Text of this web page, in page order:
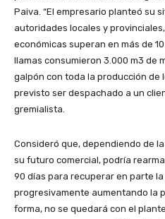
Paiva. “El empresario planteó su
autoridades locales y
económicas superan en más de
llamas consumieron 3.000 m3 de
galpón con toda la producción de
previsto ser despachado a un
gremialista.
Consideró que, dependiendo de
su futuro comercial, podría
90 días para recuperar en parte
progresivamente aumentando la
forma, no se quedará con el